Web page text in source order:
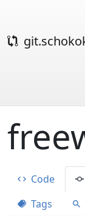
Code
Tags